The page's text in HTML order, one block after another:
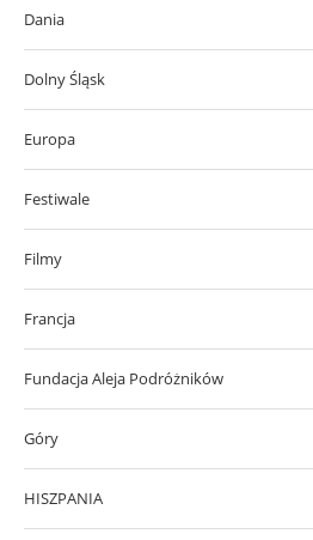
Dania
Dolny Śląsk
Europa
Festiwale
Filmy
Francja
Fundacja Aleja Podróżników
Góry
HISZPANIA